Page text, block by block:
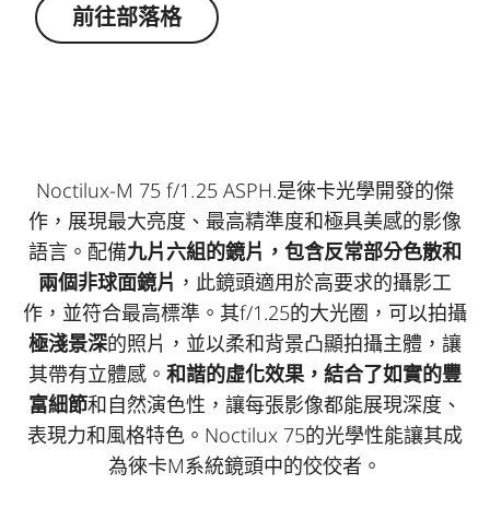
前往部落格
Noctilux-M 75 f/1.25 ASPH.是徠卡光學開發的傑
作，展現最大亮度、最高精準度和極具美感的影像
語言。配備九片六組的鏡片，包含反常部分色散和
兩個非球面鏡片 ，此鏡頭適用於高要求的攝影工
作，並符合最高標準。其f/1.25的大光圈，可以拍攝
極淺景深的照片，並以柔和背景凸顯拍攝主體，讓
其帶有立體感。 和諧的虛化效果，結合了如實的豐
富細節和自然演色性，讓每張影像都能展現深度、
表現力和風格特色。Noctilux 75的光學性能讓其成
為徠卡M系統鏡頭中的佼佼者。